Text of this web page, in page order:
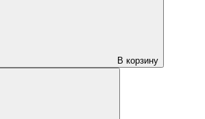
В корзину